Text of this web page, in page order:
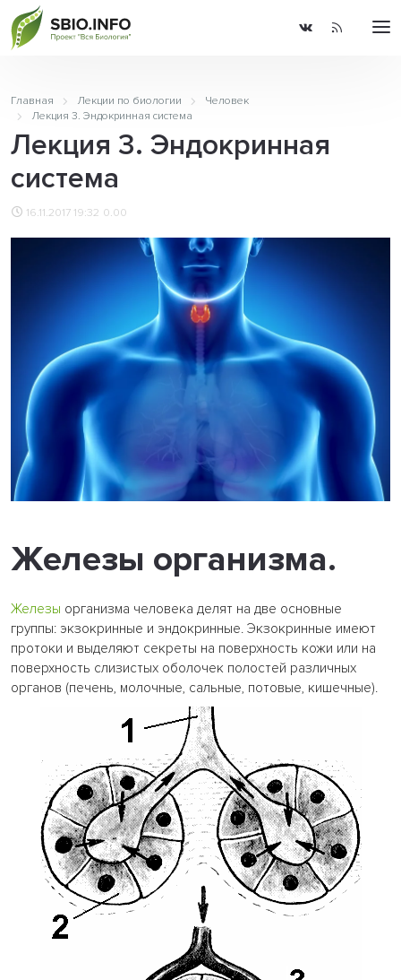
Главная Лекции по биологии
Человек
Лекция 3. Эндокринная система
Лекция 3. Эндокринная
система
16.11.2017 19:32 0.00
Железы организма.
Железы организма человека делят на две основные
группы: экзокринные и эндокринные. Экзокринные имеют
протоки и выделяют секреты на поверхность кожи или на
поверхность слизистых оболочек полостей различных
органов (печень, молочные, сальные, потовые, кишечные).